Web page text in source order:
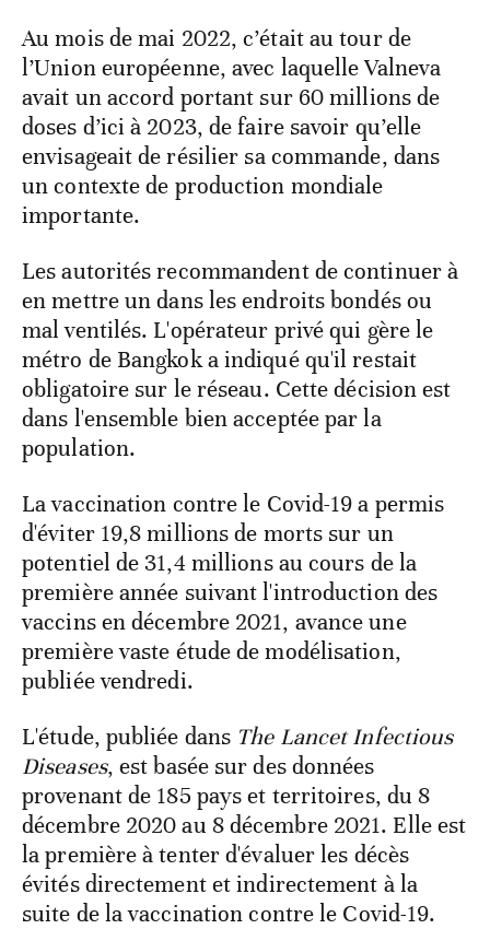
Au mois de mai 2022, c’était au tour de
l’Union européenne, avec laquelle Valneva
avait un accord portant sur 60 millions de
doses d’ici à 2023, de faire savoir qu’elle
envisageait de résilier sa commande, dans
un contexte de production mondiale
importante.
Les autorités recommandent de continuer à
en mettre un dans les endroits bondés ou
mal ventilés. L'opérateur privé qui gère le
métro de Bangkok a indiqué qu'il restait
obligatoire sur le réseau. Cette décision est
dans l'ensemble bien acceptée par la
population.
La vaccination contre le Covid-19 a permis
d'éviter 19,8 millions de morts sur un
potentiel de 31,4 millions au cours de la
première année suivant l'introduction des
vaccins en décembre 2021, avance une
première vaste étude de modélisation,
publiée vendredi.
L'étude, publiée dans The Lancet Infectious
Diseases, est basée sur des données
provenant de 185 pays et territoires, du 8
décembre 2020 au 8 décembre 2021. Elle est
la première à tenter d'évaluer les décès
évités directement et indirectement à la
suite de la vaccination contre le Covid-19.